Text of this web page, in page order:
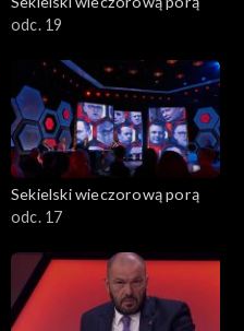
odc. 19
Sekielski wieczorową porą
odc. 17